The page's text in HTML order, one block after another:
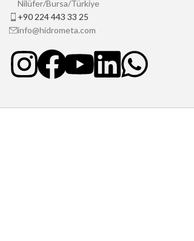
Nilüfer/Bursa/Türkiye
+90 224 443 33 25
info@hidrometa.com